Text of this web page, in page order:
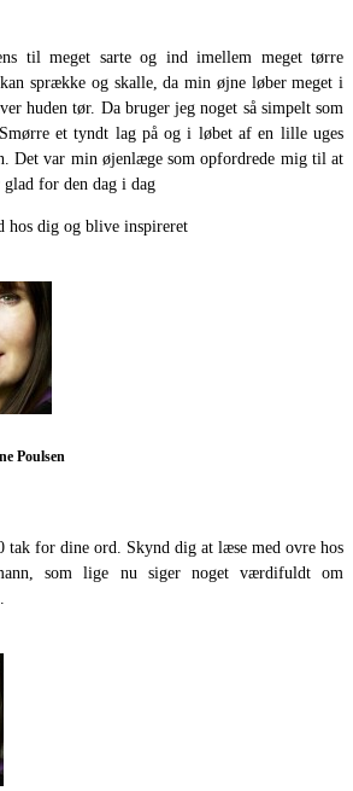
til meget sarte og ind imellem meget tørre
sprække og skalle, da min øjne løber meget i
huden tør. Da bruger jeg noget så simpelt som
et tyndt lag på og i løbet af en lille uges
Det var min øjenlæge som opfordrede mig til at
for den dag i dag
hos dig og blive inspireret
Poulsen
tak for dine ord. Skynd dig at læse med ovre hos
som lige nu siger noget værdifuldt om